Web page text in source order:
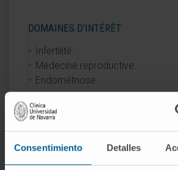
Consentimiento Detalles
DOMAINES D'INTÉRÊT
Infertilité.
Médecine reproductive.
Endométriose.
Innovation chirurgicale.